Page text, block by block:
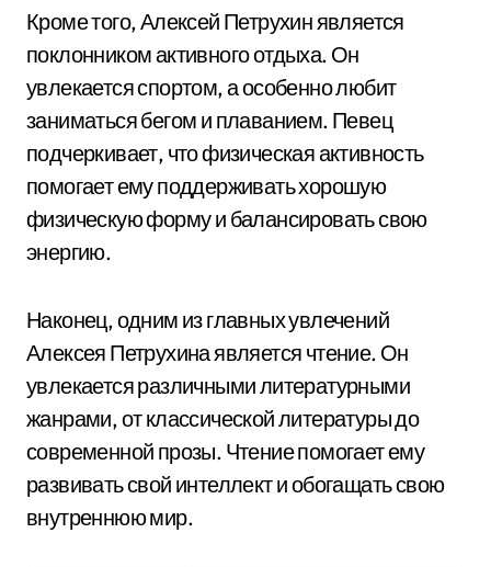
Кроме того, Алексей Петрухин является
поклонником активного отдыха. Он
увлекается спортом, а особенно любит
заниматься бегом и плаванием. Певец
подчеркивает, что физическая активность
помогает ему поддерживать хорошую
физическую форму и балансировать свою
энергию.
Наконец, одним из главных увлечений
Алексея Петрухина является чтение. Он
увлекается различными литературными
жанрами, от классической литературы до
современной прозы. Чтение помогает ему
развивать свой интеллект и обогащать свою
внутреннюю мир.